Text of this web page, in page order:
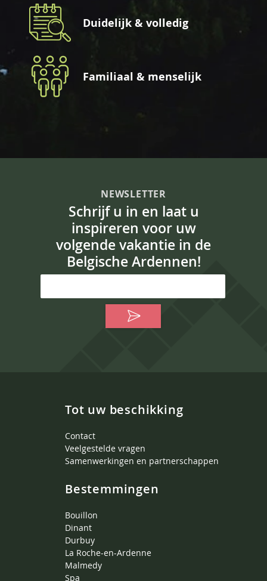
Duidelijk & volledig
Familiaal & menselijk
NEWSLETTER
Schrijf u in en laat u
inspireren voor uw
volgende vakantie in de
Belgische Ardennen!
Tot uw beschikking
Contact
Veelgestelde vragen
Samenwerkingen en partnerschappen
Bestemmingen
Bouillon
Dinant
Durbuy
La Roche-en-Ardenne
Malmedy
Spa